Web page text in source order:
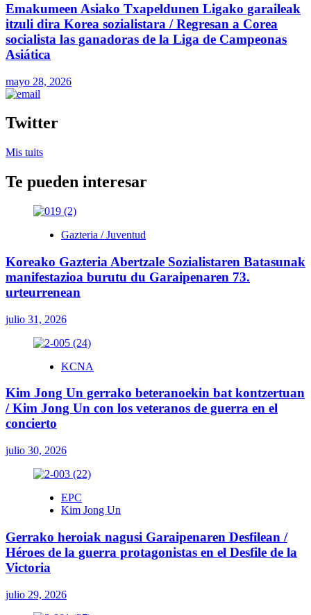
Emakumeen Asiako Txapeldunen Ligako garaileak
itzuli dira Korea sozialistara / Regresan a Corea
socialista las ganadoras de la Liga de Campeonas
Asiática
mayo 28, 2026
Twitter
Mis tuits
Te pueden interesar
Gazteria / Juventud
Koreako Gazteria Abertzale Sozialistaren Batasunak
manifestazioa burutu du Garaipenaren 73.
urteurrenean
julio 31, 2026
KCNA
Kim Jong Un gerrako beteranoekin bat kontzertuan
/ Kim Jong Un con los veteranos de guerra en el
concierto
julio 30, 2026
EPC
Kim Jong Un
Gerrako heroiak nagusi Garaipenaren Desfilean /
Héroes de la guerra protagonistas en el Desfile de la
Victoria
julio 29, 2026